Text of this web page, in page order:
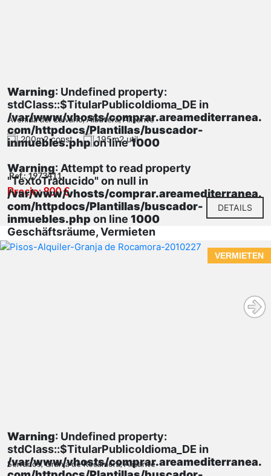
Warning: Undefined property:
stdClass::$TitularPublicoIdioma_DE in
/var/www/vhosts/comprar.areamediterranea.
com/httpdocs/Plantillas/buscador-
inmuebles.php on line1000
Warning: Attempt to read property
"TextoTraducido" on null in
/var/www/vhosts/comprar.areamediterranea.
com/httpdocs/Plantillas/buscador-
inmuebles.php on line 1000
Geschäftsräume, Vermieten
Avenida del Calvario, Albatera, Alicante
200m2 const.
195m2 util
Ref.: 1973411
Precio: 800 €
DETAILS
VERMIETEN
Warning: Undefined property:
stdClass::$TitularPublicoIdioma_DE in
/var/www/vhosts/comprar.areamediterranea.
Serranos, Granja de Rocamora, Alicante